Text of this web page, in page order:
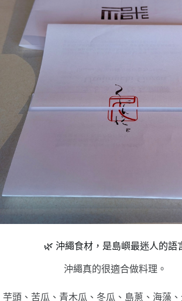
🌿 沖繩食材，是島嶼最迷人的語
沖繩真的很適合做料理。
芋頭、苦瓜、青木瓜、冬瓜、島蔥、海藻、